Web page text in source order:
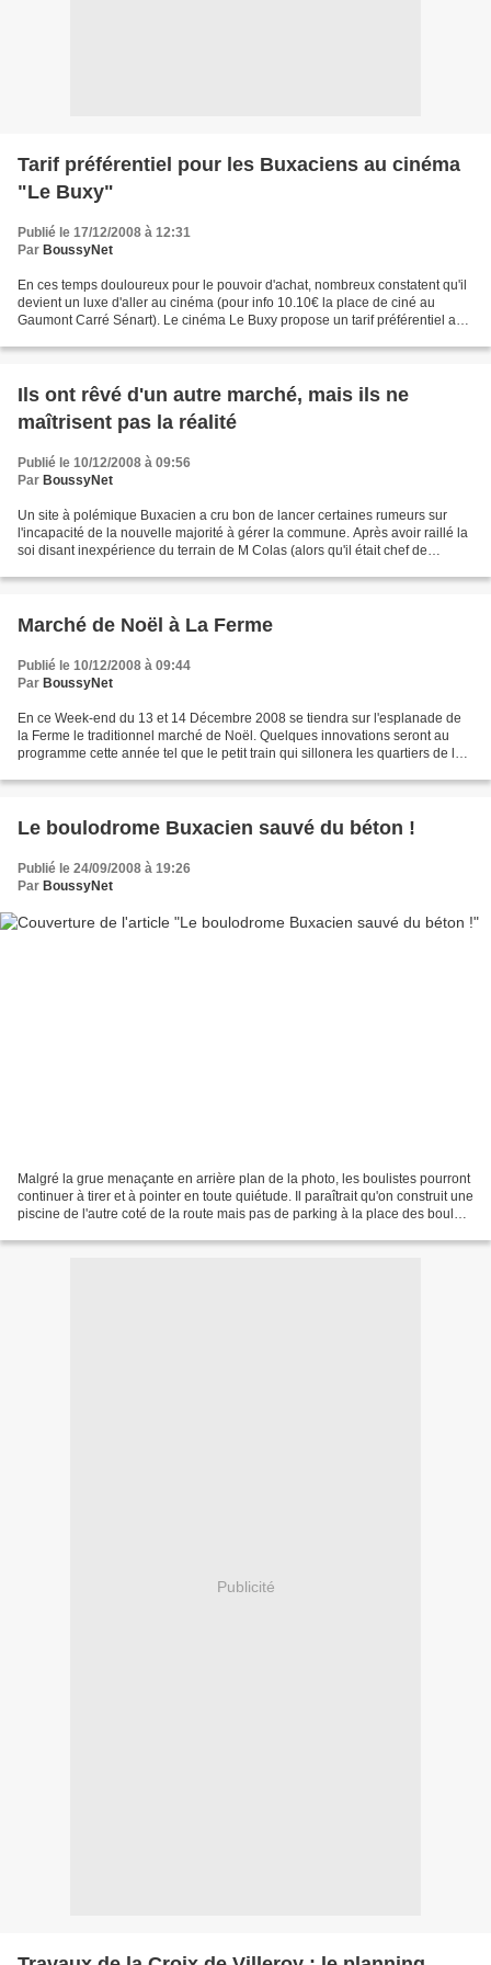
Tarif préférentiel pour les Buxaciens au cinéma
"Le Buxy"
Publié le 17/12/2008 à 12:31
Par BoussyNet
En ces temps douloureux pour le pouvoir d'achat, nombreux constatent qu'il
devient un luxe d'aller au cinéma (pour info 10.10€ la place de ciné au
Gaumont Carré Sénart). Le cinéma Le Buxy propose un tarif préférentiel aux
Ils ont rêvé d'un autre marché, mais ils ne
maîtrisent pas la réalité
Publié le 10/12/2008 à 09:56
Par BoussyNet
Un site à polémique Buxacien a cru bon de lancer certaines rumeurs sur
l'incapacité de la nouvelle majorité à gérer la commune. Après avoir raillé la
soi disant inexpérience du terrain de M Colas (alors qu'il était chef de
Marché de Noël à La Ferme
Publié le 10/12/2008 à 09:44
Par BoussyNet
En ce Week-end du 13 et 14 Décembre 2008 se tiendra sur l'esplanade de
la Ferme le traditionnel marché de Noël. Quelques innovations seront au
programme cette année tel que le petit train qui sillonera les quartiers de la
Le boulodrome Buxacien sauvé du béton !
Publié le 24/09/2008 à 19:26
Par BoussyNet
Malgré la grue menaçante en arrière plan de la photo, les boulistes pourront
continuer à tirer et à pointer en toute quiétude. Il paraîtrait qu'on construit une
piscine de l'autre coté de la route mais pas de parking à la place des boules.
Publicité